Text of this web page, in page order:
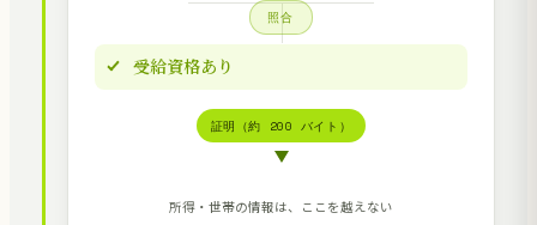
照合
受給資格あり
証明（約 200 バイト）
所得・世帯の情報は、ここを越えない